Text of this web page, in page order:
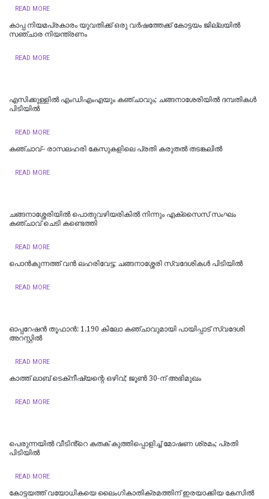
READ MORE
കാപ്പ നിയമപ്രകാരം യുവതിക്ക് ഒരു വർഷത്തേക്ക് കോട്ടയം ജില്ലയിൽ
സഞ്ചാര നിയന്ത്രണം
READ MORE
എസിക്കുള്ളിൽ എംഡിഎംഎയും കഞ്ചാവും; ചങ്ങനാശേരിയിൽ ദമ്പതികൾ
പിടിയിൽ
READ MORE
കഞ്ചാവ്– രാസലഹരി കേസുകളിലെ പ്രതി കരുതൽ തടങ്കലിൽ
READ MORE
ചങ്ങനാശ്ശേരിയിൽ പൊതുവഴിയരികിൽ നിന്നും എക്സൈസ് സംഘം
കഞ്ചാവ് ചെടി കണ്ടെത്തി
READ MORE
പൊൻകുന്നത്ത് വൻ ലഹരിവേട്ട; ചങ്ങനാശ്ശേരി സ്വദേശികൾ പിടിയിൽ
READ MORE
ഓപ്പറേഷൻ തൂഫാൻ: 1.190 കിലോ കഞ്ചാവുമായി പായിപ്പാട് സ്വദേശി
അറസ്റ്റിൽ
READ MORE
കാത്ത് ലാബ് ടെക്‌നീഷ്യന്റെ ഒഴിവ്; ജൂണ്‍ 30-ന് അഭിമുഖം
READ MORE
പെരുന്നയിൽ വീടിൻ്റെ കതക് കുത്തിപ്പൊളിച്ച് മോഷണ ശ്രമം; പ്രതി
പിടിയിൽ
READ MORE
കോട്ടയത്ത്‌ വയോധികയെ ലൈംഗികാതിക്രമത്തിന് ഇരയാക്കിയ കേസിൽ